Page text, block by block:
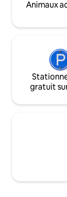
Animaux
gratuit